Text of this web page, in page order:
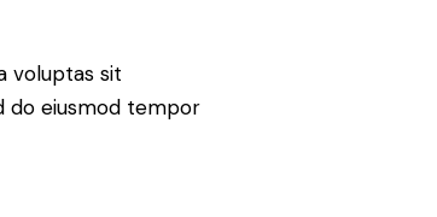
voluptas sit
do eiusmod tempor